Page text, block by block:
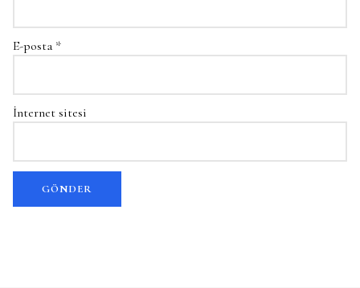
E-posta *
İnternet sitesi